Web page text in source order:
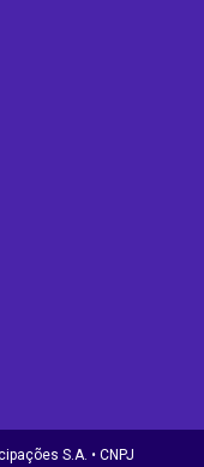
S.A. • CNPJ